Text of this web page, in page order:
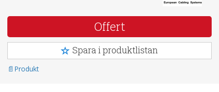
Offert
Spara i produktlistan
Produkt